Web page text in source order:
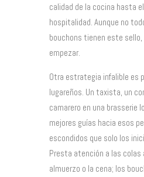
calidad de la cocina hasta
hospitalidad. Aunque no
bouchons tienen este
empezar.
Otra estrategia infalible es
lugareños. Un taxista, un
camarero en una brasserie
mejores guías hacia esos
escondidos que solo los
Presta atención a las colas
almuerzo o la cena; los